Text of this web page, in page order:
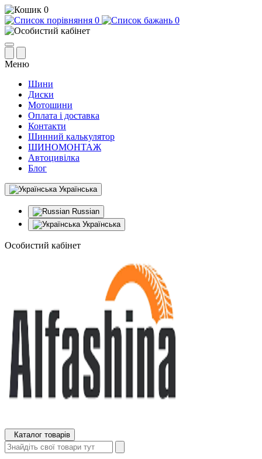
0
0
0
Меню
Шини
Диски
Мотошини
Оплата і доставка
Контакти
Шинний калькулятор
ШИНОМОНТАЖ
Автоцивілка
Блог
Українська
Russian
Українська
Особистий кабінет
Каталог товарів